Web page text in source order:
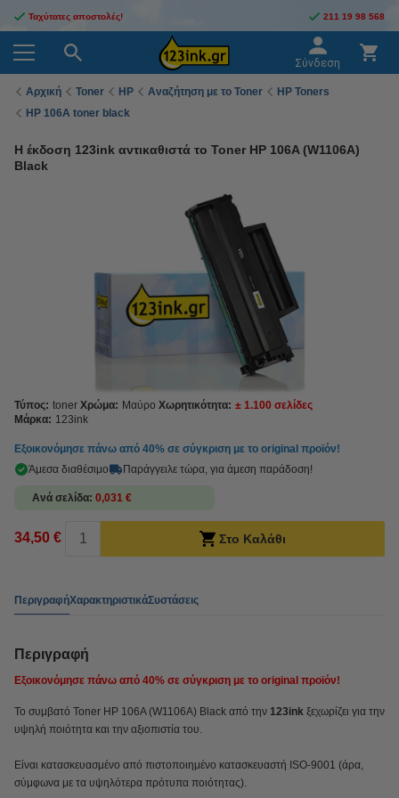
Ταχύτατες αποστολές! 211 19 98 568
Σύνδεση
Αρχική Toner HP Αναζήτηση με το Toner
HP Toners
HP 106A toner black
Η έκδοση 123ink αντικαθιστά το Toner HP 106A (W1106A)
Black
Τύπος: toner Χρώμα: Μαύρο Χωρητικότητα: ± 1.100 σελίδες
Μάρκα: 123ink
Εξοικονόμησε πάνω από 40% σε σύγκριση με το original προϊόν!
Άμεσα διαθέσιμο
Παράγγειλε τώρα, για άμεση παράδοση!
Ανά σελίδα 0,031 €
34,50 € Στο Καλάθι
ΠεριγραφήΧαρακτηριστικάΣυστάσεις
Περιγραφή
Εξοικονόμησε πάνω από 40% σε σύγκριση με το original προϊόν!
Το συμβατό Toner HP 106A (W1106A) Black από την 123ink ξεχωρίζει για την
υψηλή ποιότητα και την αξιοπιστία του.
Είναι κατασκευασμένο από πιστοποιημένο κατασκευαστή ISO-9001 (άρα,
σύμφωνα με τα υψηλότερα πρότυπα ποιότητας).